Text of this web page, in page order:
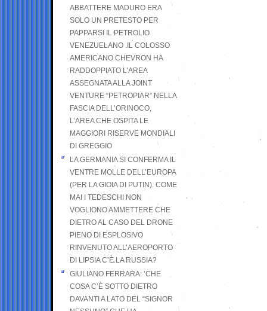
ABBATTERE MADURO ERA
SOLO UN PRETESTO PER
PAPPARSI IL PETROLIO
VENEZUELANO .IL COLOSSO
AMERICANO CHEVRON HA
RADDOPPIATO L’AREA
ASSEGNATA ALLA JOINT
VENTURE “PETROPIAR” NELLA
FASCIA DELL’ORINOCO,
L’AREA CHE OSPITA LE
MAGGIORI RISERVE MONDIALI
DI GREGGIO
LA GERMANIA SI CONFERMA IL
VENTRE MOLLE DELL’EUROPA
(PER LA GIOIA DI PUTIN). COME
MAI I TEDESCHI NON
VOGLIONO AMMETTERE CHE
DIETRO AL CASO DEL DRONE
PIENO DI ESPLOSIVO
RINVENUTO ALL’AEROPORTO
DI LIPSIA C’È LA RUSSIA?
GIULIANO FERRARA: ’CHE
COSA C’È SOTTO DIETRO
DAVANTI A LATO DEL “SIGNOR